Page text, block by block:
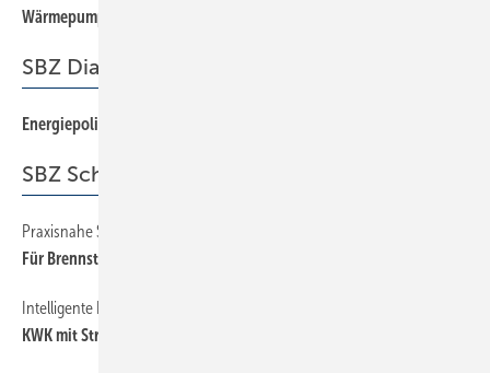
Wärmepumpe im Effizienzhaus Plus
SBZ Dialog
Energiepolitik im ­Schweinsgalopp
SBZ Schwerpunkt
Praxisnahe Schulung
Für Brennstoffzellen qualifizieren
Intelligente Lösungen sind gefragt
KWK mit Strom- und ­Wärmespeicher